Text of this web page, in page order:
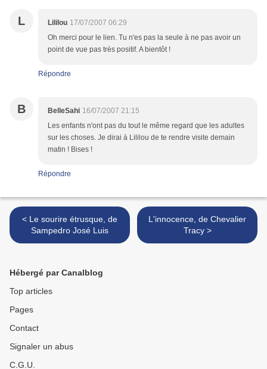
L Lililou 17/07/2007 06:29
Oh merci pour le lien. Tu n'es pas la seule à ne pas avoir un
point de vue pas très positif. A bientôt !
Répondre
B BelleSahi 16/07/2007 21:15
Les enfants n'ont pas du tout le même regard que les adultes
sur les choses. Je dirai à Lililou de te rendre visite demain
matin ! Bises !
Répondre
< Le sourire étrusque, de
Sampedro José Luis
L'innocence, de Chevalier
Tracy >
Hébergé par Canalblog
Top articles
Pages
Contact
Signaler un abus
C.G.U.